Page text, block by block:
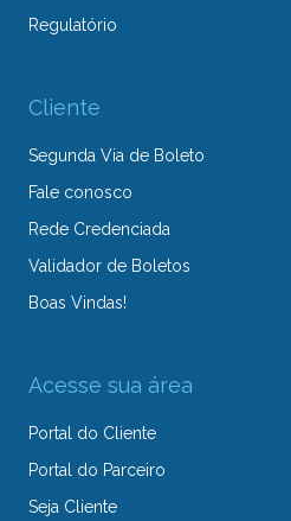
Regulatório
Cliente
Segunda Via de Boleto
Fale conosco
Rede Credenciada
Validador de Boletos
Boas Vindas!
Acesse sua área
Portal do Cliente
Portal do Parceiro
Seja Cliente